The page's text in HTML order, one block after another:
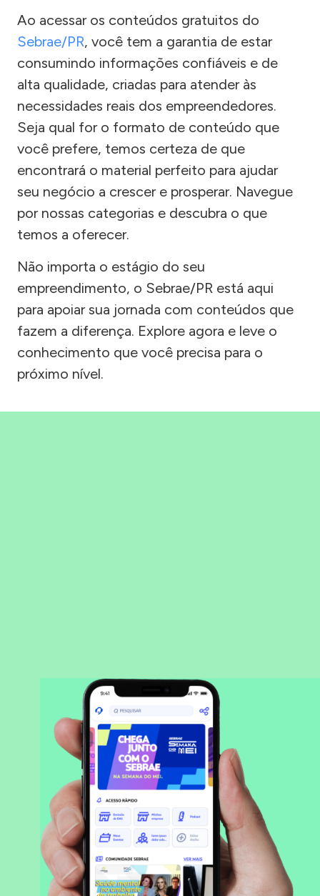
Ao acessar os conteúdos gratuitos do
Sebrae/PR, você tem a garantia de estar
consumindo informações confiáveis e de
alta qualidade, criadas para atender às
necessidades reais dos empreendedores.
Seja qual for o formato de conteúdo que
você prefere, temos certeza de que
encontrará o material perfeito para ajudar
seu negócio a crescer e prosperar. Navegue
por nossas categorias e descubra o que
temos a oferecer.
Não importa o estágio do seu
empreendimento, o Sebrae/PR está aqui
para apoiar sua jornada com conteúdos que
fazem a diferença. Explore agora e leve o
conhecimento que você precisa para o
próximo nível.